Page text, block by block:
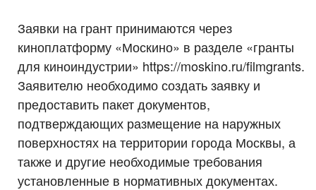
Заявки на грант принимаются через
киноплатформу «Москино» в разделе «гранты
для киноиндустрии» https://moskino.ru/filmgrants.
Заявителю необходимо создать заявку и
предоставить пакет документов,
подтверждающих размещение на наружных
поверхностях на территории города Москвы, а
также и другие необходимые требования
установленные в нормативных документах.